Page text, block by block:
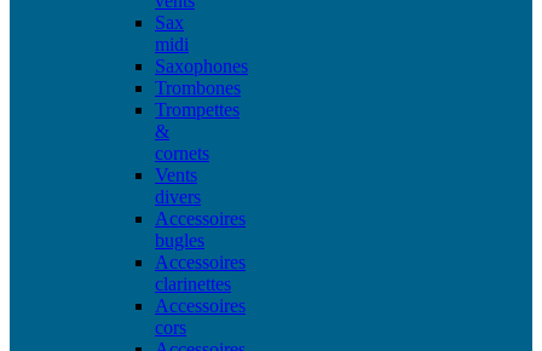
Sax
midi
Saxophones
Trombones
Trompettes
&
cornets
Vents
divers
Accessoires
bugles
Accessoires
clarinettes
Accessoires
cors